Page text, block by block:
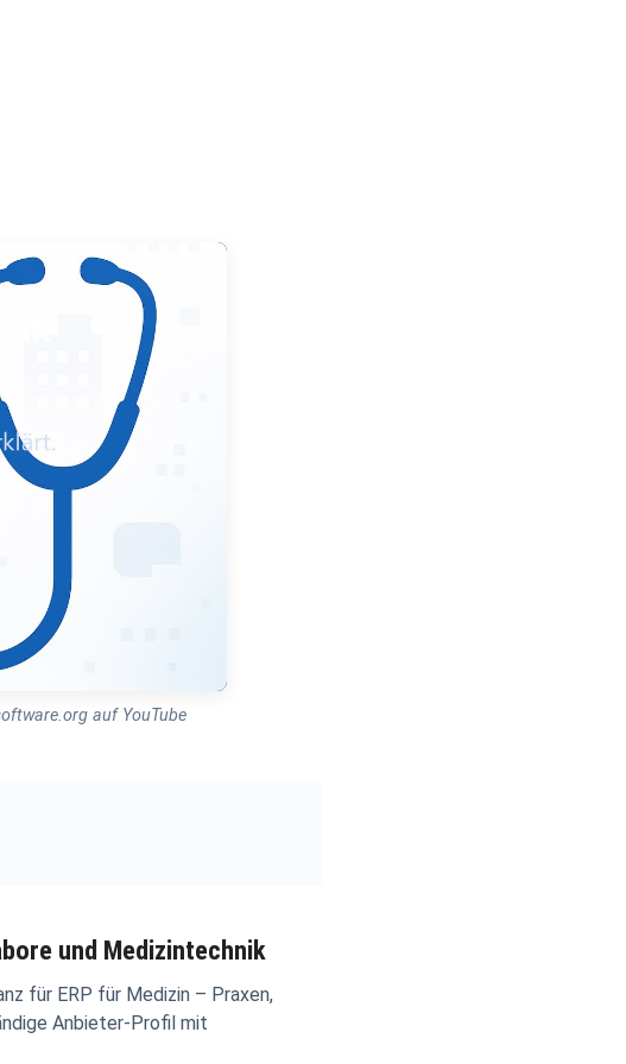
auf YouTube
und Medizintechnik
für ERP für Medizin – Praxen,
Anbieter-Profil mit